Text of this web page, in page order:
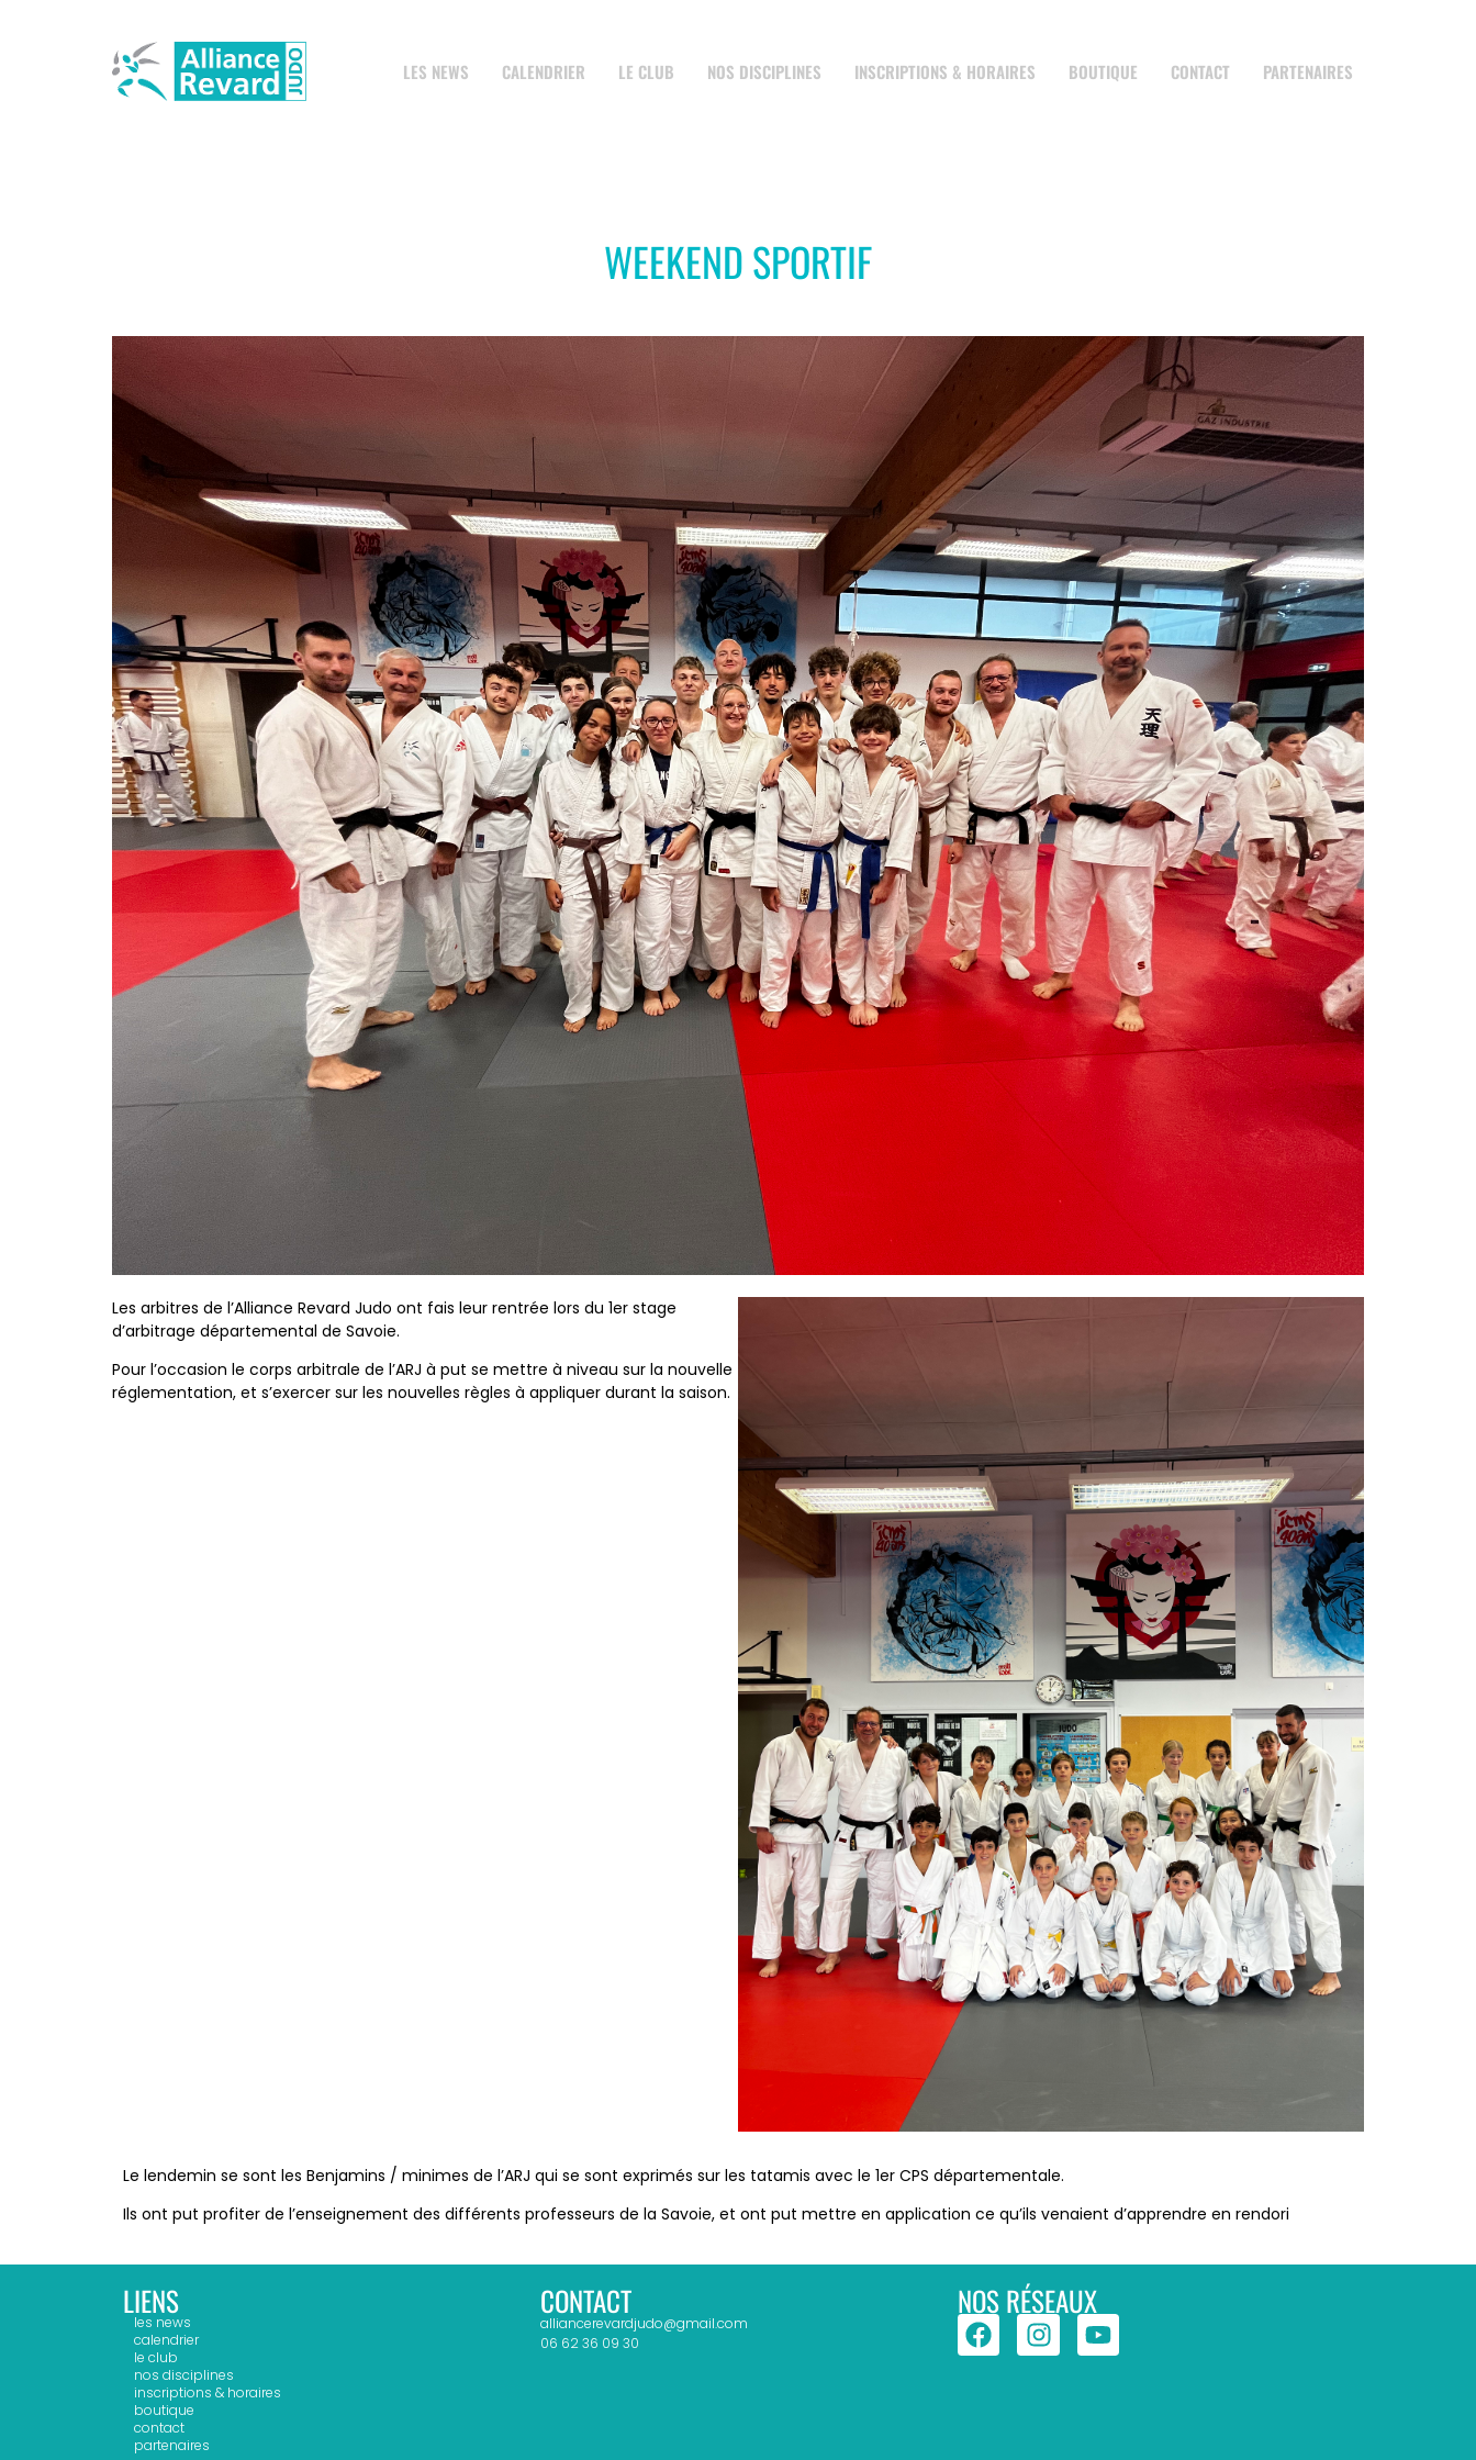
LES NEWS CALENDRIER LE CLUB NOS DISCIPLINES INSCRIPTIONS & HORAIRES BOUTIQUE CONTACT PARTENAIRES
WEEKEND SPORTIF
Les arbitres de l’Alliance Revard Judo ont fais leur rentrée lors du 1er stage
d’arbitrage départemental de Savoie.
Pour l’occasion le corps arbitrale de l’ARJ à put se mettre à niveau sur la nouvelle
réglementation, et s’exercer sur les nouvelles règles à appliquer durant la saison.
Le lendemin se sont les Benjamins / minimes de l’ARJ qui se sont exprimés sur les tatamis avec le 1er CPS départementale.
Ils ont put profiter de l’enseignement des différents professeurs de la Savoie, et ont put mettre en application ce qu’ils venaient d’apprendre en rendori
LIENS
les news
calendrier
le club
nos disciplines
inscriptions & horaires
boutique
contact
partenaires
CONTACT
alliancerevardjudo@gmail.com
06 62 36 09 30
NOS RÉSEAUX